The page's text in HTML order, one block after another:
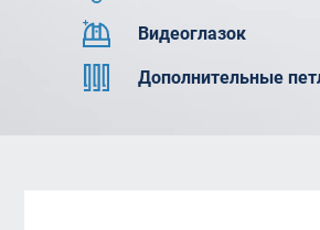
Видеоглазок
Дополнительные